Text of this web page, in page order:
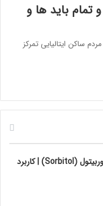
تمام باید ها و
ساکن ایتالیایی تمرکز
قیمت فروش و خرید سوربیتول (Sorbitol) | کاربرد